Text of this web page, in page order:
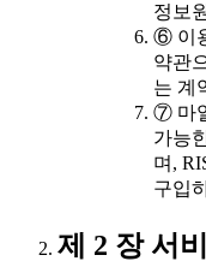
정보
⑥ 이
약관
는 계
⑦ 마
가능
며,
구입
제 2 장 서